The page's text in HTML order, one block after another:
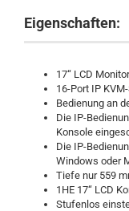
Eigenschaften:
17“ LCD
16-Port IP
Bedienung an
Die IP-
Konsole
Die IP-
Windows oder
Tiefe nur 559
1HE 17“ LCD
Stufenlos